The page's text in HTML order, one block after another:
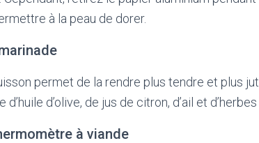
à la peau de dorer.
permet de la rendre plus tendre et plus
d’olive, de jus de citron, d’ail et
à viande